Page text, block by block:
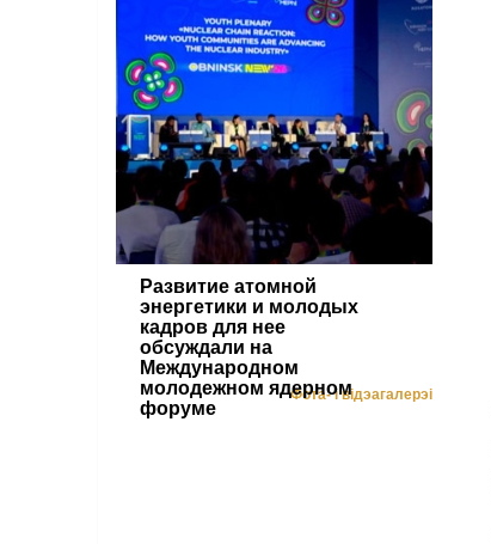
Развитие атомной
энергетики и молодых
кадров для нее
обсуждали на
Международном
молодежном ядерном
форуме
Фота- і відэагалерэі